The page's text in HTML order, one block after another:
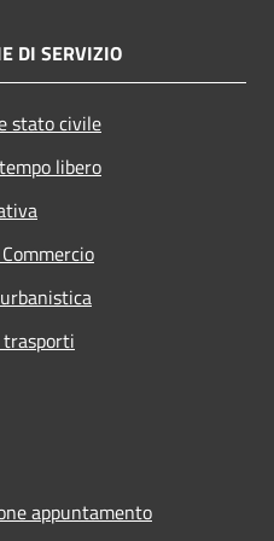
DI SERVIZIO
stato civile
libero
appuntamento